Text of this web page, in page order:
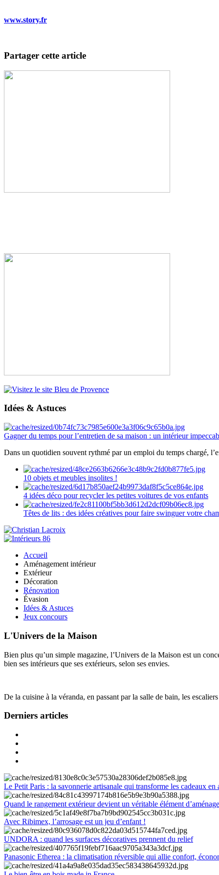
www.story.fr
Partager cette article
Idées & Astuces
Gagner du temps pour l’entretien de sa maison : un intérieur
Dans un quotidien souvent rythmé par un emploi du temps chargé,
10 objets et meubles insolites !
4 idées déco pour recycler les petites voitures de vos enfants
Têtes de lits : des idées créatives pour faire swinguer votre
Accueil
Aménagement intérieur
Extérieur
Décoration
Rénovation
Évasion
Idées & Astuces
Jeux concours
L'Univers de la Maison
Bien plus qu’un simple magazine, l’Univers de la Maison est un
bien ses intérieurs que ses extérieurs, selon ses envies.
De la cuisine à la véranda, en passant par la salle de bain, les
Derniers articles
Le Petit Paris : la savonnerie artisanale qui transforme les cadeaux en
Quand le rangement extérieur devient un véritable élément
Avec Ribimex, l’arrosage est un jeu d’enfant !
UNDORA : quand les surfaces décoratives prennent du relief
Panasonic Etherea : la climatisation réversible qui allie confort,